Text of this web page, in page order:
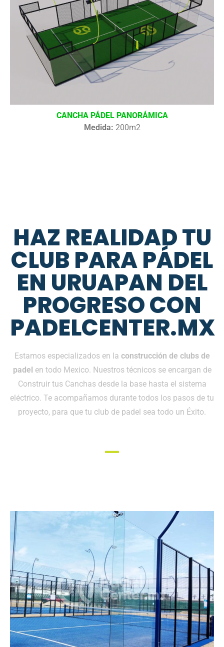
CANCHA PÁDEL PANORÁMICA
Medida: 200m2
HAZ REALIDAD TU
CLUB PARA PÁDEL
EN URUAPAN DEL
PROGRESO CON
PADELCENTER.MX
Estamos especializados en la construcción de clubs de
padel en todo Mexico. Nuestros técnicos se encargan de
Construir tus Canchas desde la base hasta el sistema
eléctrico. Te acompañamos durante todos los pasos de tu
proyecto, para que tu club de padel sea todo un Éxito.